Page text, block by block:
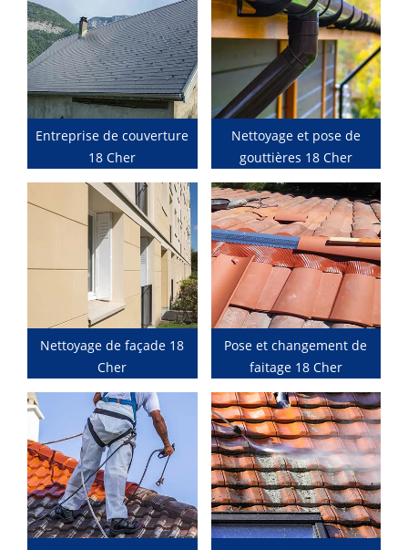
Entreprise de couverture
18 Cher
Nettoyage et pose de
gouttières 18 Cher
Nettoyage de façade 18
Cher
Pose et changement de
faitage 18 Cher